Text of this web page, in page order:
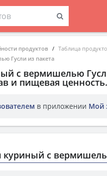
продуктов
Таблица
Гусли из пакета
с вермишелью
и пищевая ценность.
в приложении Мой
с